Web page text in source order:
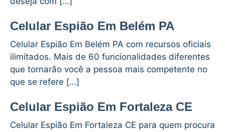
Celular Espião Em Belém PA
Celular Espião Em Belém PA com recursos oficiais
ilimitados. Mais de 60 funcionalidades diferentes
que tornarão você a pessoa mais competente no
que se refere […]
Celular Espião Em Fortaleza CE
Celular Espião Em Fortaleza CE para quem procura